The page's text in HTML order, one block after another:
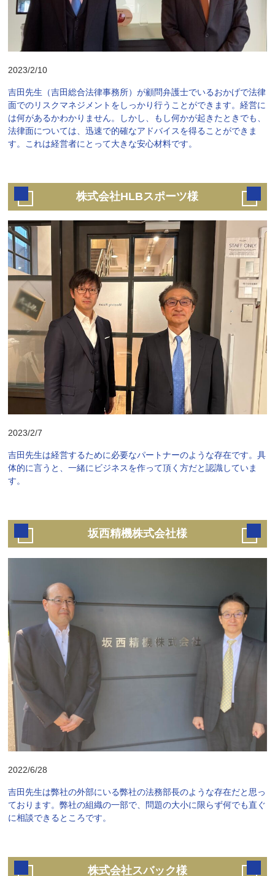
2023/2/10
吉田先生（吉田総合法律事務所）が顧問弁護士でいるおかげで法律
面でのリスクマネジメントをしっかり行うことができます。経営に
は何があるかわかりません。しかし、もし何かが起きたときでも、
法律面については、迅速で的確なアドバイスを得ることができま
す。これは経営者にとって大きな安心材料です。
株式会社HLBスポーツ様
2023/2/7
吉田先生は経営するために必要なパートナーのような存在です。具
体的に言うと、一緒にビジネスを作って頂く方だと認識していま
す。
坂西精機株式会社様
2022/6/28
吉田先生は弊社の外部にいる弊社の法務部長のような存在だと思っ
ております。弊社の組織の一部で、問題の大小に限らず何でも直ぐ
に相談できるところです。
株式会社スバック様